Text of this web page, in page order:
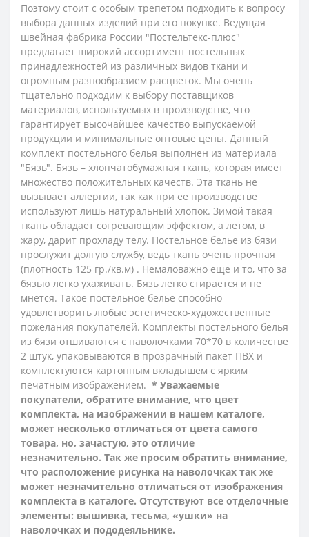
Поэтому стоит с особым трепетом подходить к вопросу
выбора данных изделий при его покупке. Ведущая
швейная фабрика России "Постельтекс-плюс"
предлагает широкий ассортимент постельных
принадлежностей из различных видов ткани и
огромным разнообразием расцветок. Мы очень
тщательно подходим к выбору поставщиков
материалов, используемых в производстве, что
гарантирует высочайшее качество выпускаемой
продукции и минимальные оптовые цены. Данный
комплект постельного белья выполнен из материала
"Бязь". Бязь – хлопчатобумажная ткань, которая имеет
множество положительных качеств. Эта ткань не
вызывает аллергии, так как при ее производстве
используют лишь натуральный хлопок. Зимой такая
ткань обладает согревающим эффектом, а летом, в
жару, дарит прохладу телу. Постельное белье из бязи
прослужит долгую службу, ведь ткань очень прочная
(плотность 125 гр./кв.м) . Немаловажно ещё и то, что за
бязью легко ухаживать. Бязь легко стирается и не
мнется. Такое постельное белье способно
удовлетворить любые эстетическо-художественные
пожелания покупателей. Комплекты постельного белья
из бязи отшиваются с наволочками 70*70 в количестве
2 штук, упаковываются в прозрачный пакет ПВХ и
комплектуются картонным вкладышем с ярким
печатным изображением. * Уважаемые
покупатели, обратите внимание, что цвет
комплекта, на изображении в нашем каталоге,
может несколько отличаться от цвета самого
товара, но, зачастую, это отличие
незначительно. Так же просим обратить внимание,
что расположение рисунка на наволочках так же
может незначительно отличаться от изображения
комплекта в каталоге. Отсутствуют все отделочные
элементы: вышивка, тесьма, «ушки» на
наволочках и пододеяльнике.